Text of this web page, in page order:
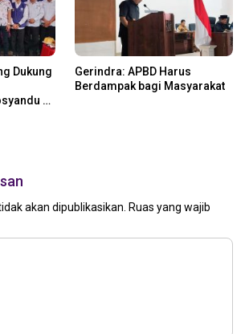
Dukung
6
Gerindra: APBD Harus
Berdampak bagi Masyarakat
akan dipublikasikan. Ruas yang wajib